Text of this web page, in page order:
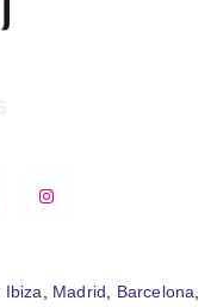
Ibiza, Madrid, Barcelona,